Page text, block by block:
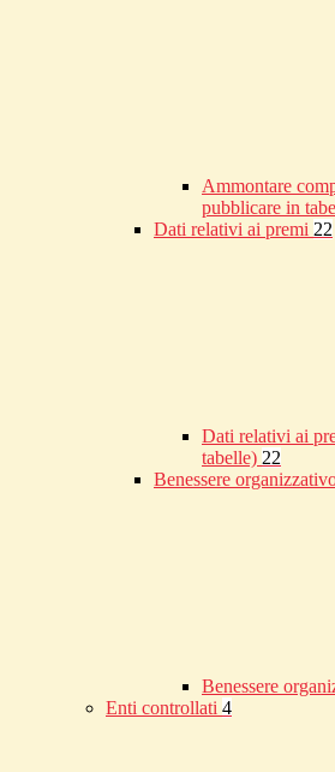
Ammontare
pubblicare in
Dati relativi ai premi 22
Dati relativi ai
tabelle) 22
Benessere
Benessere
Enti controllati 4